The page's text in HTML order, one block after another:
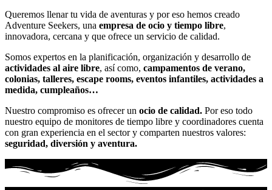
Queremos llenar tu vida de aventuras y por eso hemos creado
Adventure Seekers, una empresa de ocio y tiempo libre,
innovadora, cercana y que ofrece un servicio de calidad.
Somos expertos en la planificación, organización y desarrollo de
actividades al aire libre, así como, campamentos de verano,
colonias, talleres, escape rooms, eventos infantiles, actividades a
medida, cumpleaños…
Nuestro compromiso es ofrecer un ocio de calidad. Por eso todo
nuestro equipo de monitores de tiempo libre y coordinadores cuenta
con gran experiencia en el sector y comparten nuestros valores:
seguridad, diversión y aventura.